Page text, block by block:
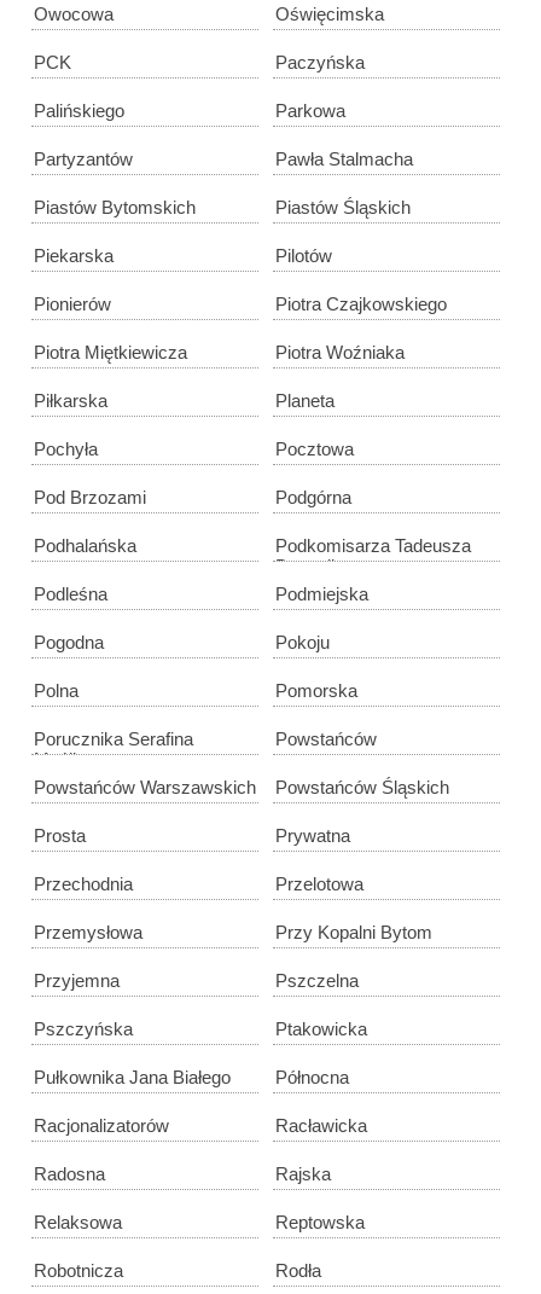
Owocowa Oświęcimska
PCK Paczyńska
Palińskiego Parkowa
Partyzantów Pawła Stalmacha
Piastów Bytomskich Piastów Śląskich
Piekarska Pilotów
Pionierów Piotra Czajkowskiego
Piotra Miętkiewicza Piotra Woźniaka
Piłkarska Planeta
Pochyła Pocztowa
Pod Brzozami Podgórna
Podhalańska
Podkomisarza Tadeusza
Bartosika
Podleśna
Podmiejska
Pogodna Pokoju
Polna Pomorska
Porucznika Serafina
Myśliwca
Powstańców
Powstańców Warszawskich Powstańców Śląskich
Prosta Prywatna
Przechodnia Przelotowa
Przemysłowa Przy Kopalni Bytom
Przyjemna Pszczelna
Pszczyńska Ptakowicka
Pułkownika Jana Białego Północna
Racjonalizatorów Racławicka
Radosna Rajska
Relaksowa Reptowska
Robotnicza Rodła